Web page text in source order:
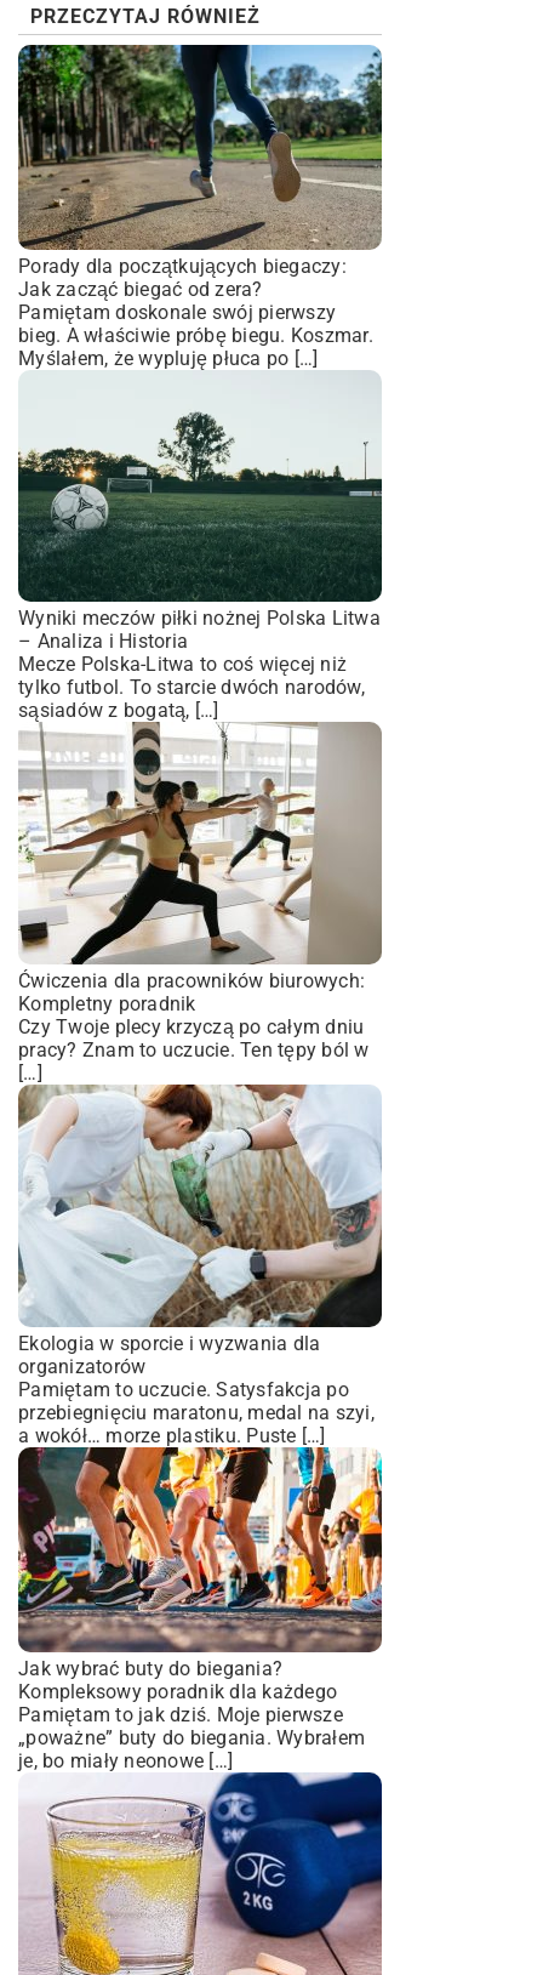
PRZECZYTAJ RÓWNIEŻ
Porady dla początkujących biegaczy:
Jak zacząć biegać od zera?
Pamiętam doskonale swój pierwszy
bieg. A właściwie próbę biegu. Koszmar.
Myślałem, że wypluję płuca po […]
Wyniki meczów piłki nożnej Polska Litwa
– Analiza i Historia
Mecze Polska-Litwa to coś więcej niż
tylko futbol. To starcie dwóch narodów,
sąsiadów z bogatą, […]
Ćwiczenia dla pracowników biurowych:
Kompletny poradnik
Czy Twoje plecy krzyczą po całym dniu
pracy? Znam to uczucie. Ten tępy ból w
[…]
Ekologia w sporcie i wyzwania dla
organizatorów
Pamiętam to uczucie. Satysfakcja po
przebiegnięciu maratonu, medal na szyi,
a wokół… morze plastiku. Puste […]
Jak wybrać buty do biegania?
Kompleksowy poradnik dla każdego
Pamiętam to jak dziś. Moje pierwsze
„poważne” buty do biegania. Wybrałem
je, bo miały neonowe […]